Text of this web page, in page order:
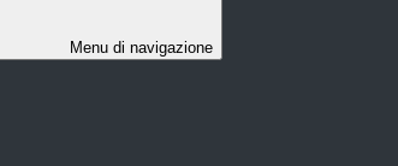
Menu di navigazione